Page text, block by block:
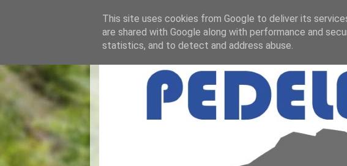
This site uses cookies from Google to deliver its
are shared with Google along with performance and
statistics, and to detect and address abuse.